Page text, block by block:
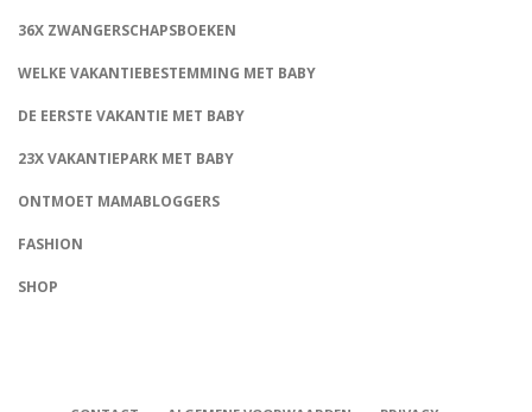
36X ZWANGERSCHAPSBOEKEN
WELKE VAKANTIEBESTEMMING MET BABY
DE EERSTE VAKANTIE MET BABY
23X VAKANTIEPARK MET BABY
ONTMOET MAMABLOGGERS
FASHION
SHOP